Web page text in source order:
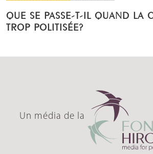
QUE SE PASSE-T-IL QUAND LA
TROP POLITISÉE?
Un média de la